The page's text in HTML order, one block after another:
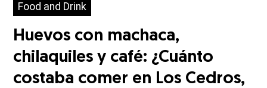
Food and Drink
Huevos con machaca,
chilaquiles y café: ¿Cuánto
costaba comer en Los Cedros,